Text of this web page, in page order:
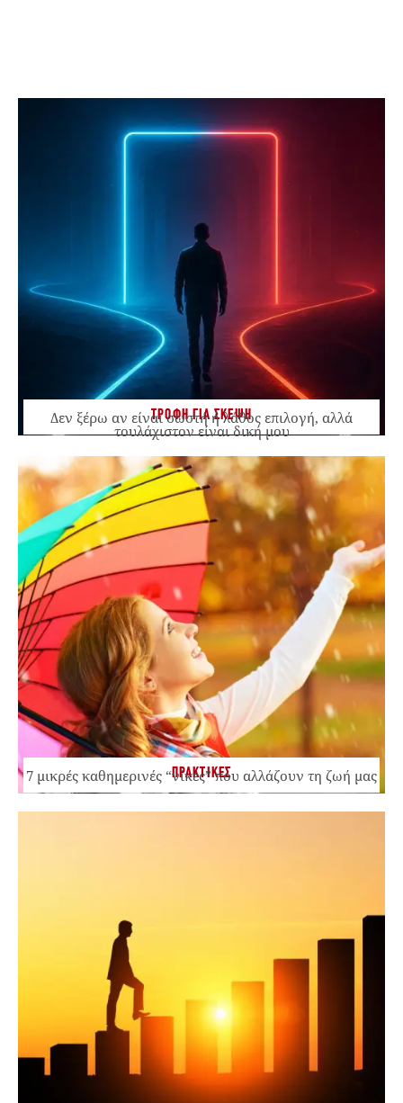
ΤΡΟΦΗ ΓΙΑ ΣΚΕΨΗ
Δεν ξέρω αν είναι σωστή ή λάθος επιλογή, αλλά
τουλάχιστον είναι δική μου
ΠΡΑΚΤΙΚΕΣ
7 μικρές καθημερινές “νίκες” που αλλάζουν τη ζωή μας